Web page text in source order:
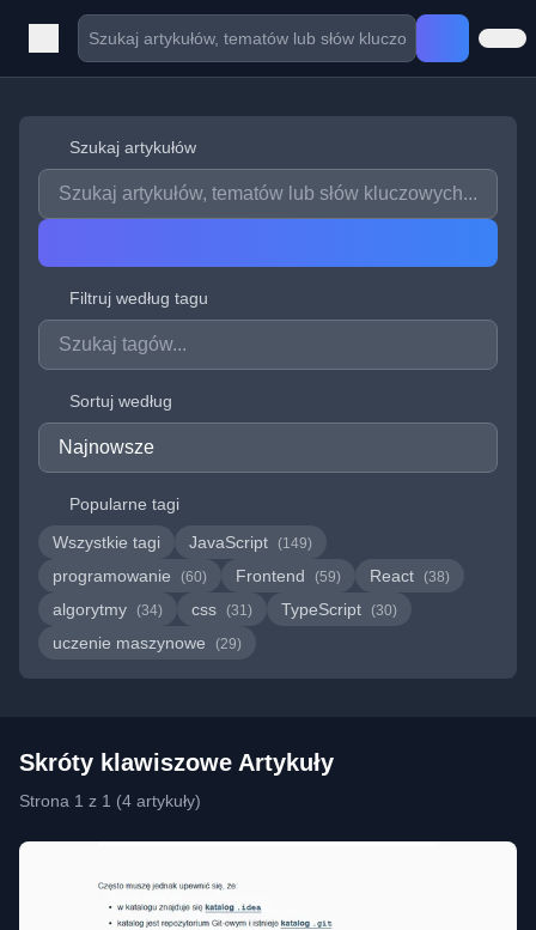
Szukaj artykułów
Filtruj według tagu
Sortuj według
Popularne tagi
Wszystkie tagi
JavaScript (149)
programowanie (60) Frontend (59) React (38)
algorytmy (34) css (31) TypeScript (30)
uczenie maszynowe (29)
Skróty klawiszowe Artykuły
Strona 1 z 1 (4 artykuły)